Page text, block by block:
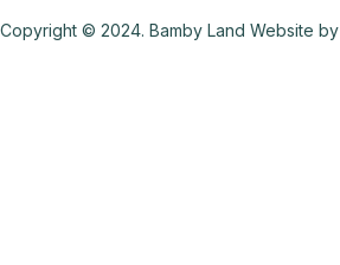
Copyright © 2024. Bamby Land Website by